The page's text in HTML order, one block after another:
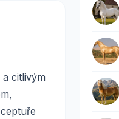
citlivým